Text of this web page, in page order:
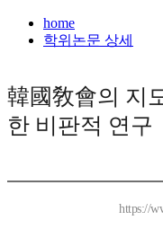
home
학위논문 상세
韓國敎會의 지
한 비판적 연구
https://